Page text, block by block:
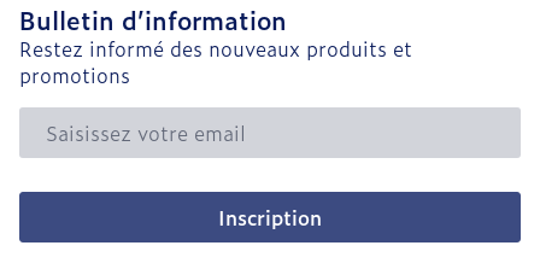
Bulletin d’information
Restez informé des nouveaux produits et
promotions
Adresse mail
Inscription